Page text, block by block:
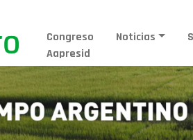
Congreso
Aapresid
Noticias